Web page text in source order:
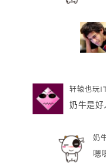
轩辕也玩
奶牛是好
奶
嗯